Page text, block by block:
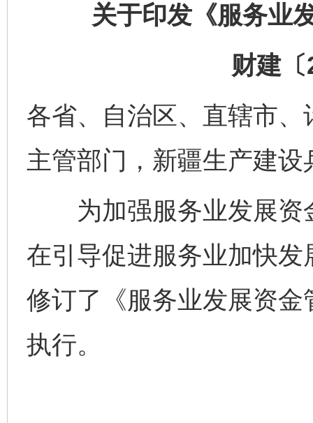
关于印发《服务业
财建
各省、自治区、直辖市
主管部门，新疆生产建
为加强服务业发展资
在引导促进服务业加快
修订了《服务业发展资
执行。